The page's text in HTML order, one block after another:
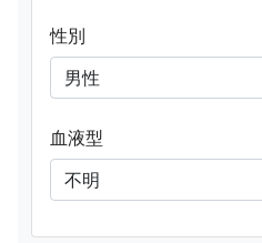
性別
血液型